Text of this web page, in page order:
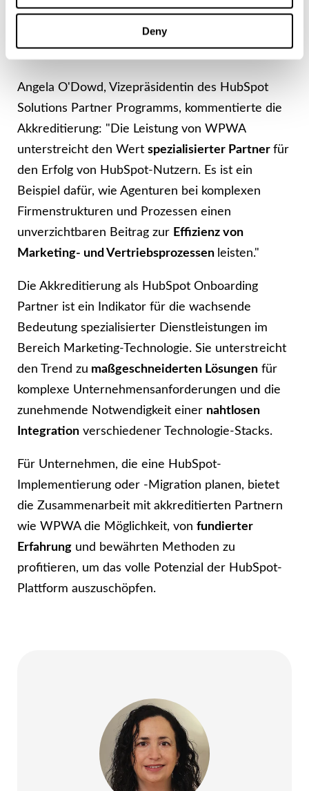
Deny
Bedeutung für die
Branche
Angela O'Dowd, Vizepräsidentin des HubSpot
Solutions Partner Programms, kommentierte die
Akkreditierung: "Die Leistung von WPWA
unterstreicht den Wert spezialisierter Partner für
den Erfolg von HubSpot-Nutzern. Es ist ein
Beispiel dafür, wie Agenturen bei komplexen
Firmenstrukturen und Prozessen einen
unverzichtbaren Beitrag zur Effizienz von
Marketing- und Vertriebsprozessen leisten."
Die Akkreditierung als HubSpot Onboarding
Partner ist ein Indikator für die wachsende
Bedeutung spezialisierter Dienstleistungen im
Bereich Marketing-Technologie. Sie unterstreicht
den Trend zu maßgeschneiderten Lösungen für
komplexe Unternehmensanforderungen und die
zunehmende Notwendigkeit einer nahtlosen
Integration verschiedener Technologie-Stacks.
Für Unternehmen, die eine HubSpot-
Implementierung oder -Migration planen, bietet
die Zusammenarbeit mit akkreditierten Partnern
wie WPWA die Möglichkeit, von fundierter
Erfahrung und bewährten Methoden zu
profitieren, um das volle Potenzial der HubSpot-
Plattform auszuschöpfen.